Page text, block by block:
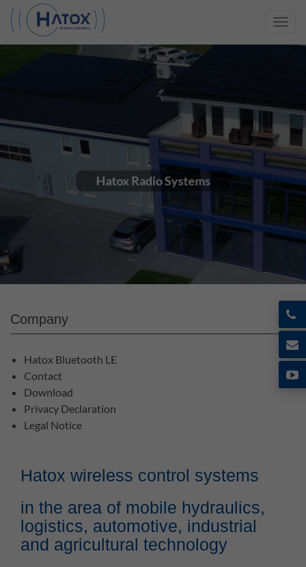
Hatox Radio Systems
Company
Hatox Bluetooth LE
Contact
Download
Privacy Declaration
Legal Notice
Hatox wireless control systems
in the area of mobile hydraulics,
logistics, automotive, industrial
and agricultural technology